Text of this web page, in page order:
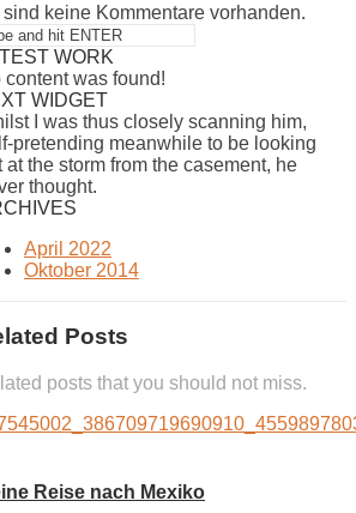
sind keine Kommentare vorhanden.
WORK
content was found!
WIDGET
I was thus closely scanning him,
pretending meanwhile to be looking
at the storm from the casement, he
thought.
April 2022
Oktober 2014
Posts
posts that you should not miss.
Reise nach Mexiko